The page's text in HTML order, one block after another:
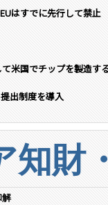
はすでに先行して禁止
米国でチップを製造す
出制度を導入
知財
解